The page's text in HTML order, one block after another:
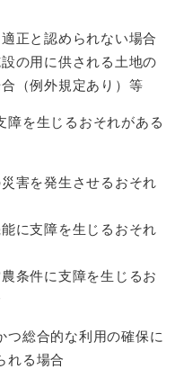
正と認められない場合
の用に供される土地の
（例外規定あり）等
を生じるおそれがある
害を発生させるおそれ
に支障を生じるおそれ
条件に支障を生じるお
総合的な利用の確保に
れる場合